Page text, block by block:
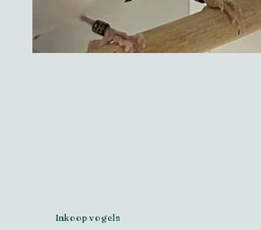
Inkoop vogels